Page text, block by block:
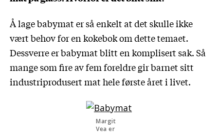
Å lage babymat er så enkelt at det skulle ikke
vært behov for en kokebok om dette temaet.
Dessverre er babymat blitt en komplisert sak. Så
mange som fire av fem foreldre gir barnet sitt
industriprodusert mat hele første året i livet.
Margit
Vea er